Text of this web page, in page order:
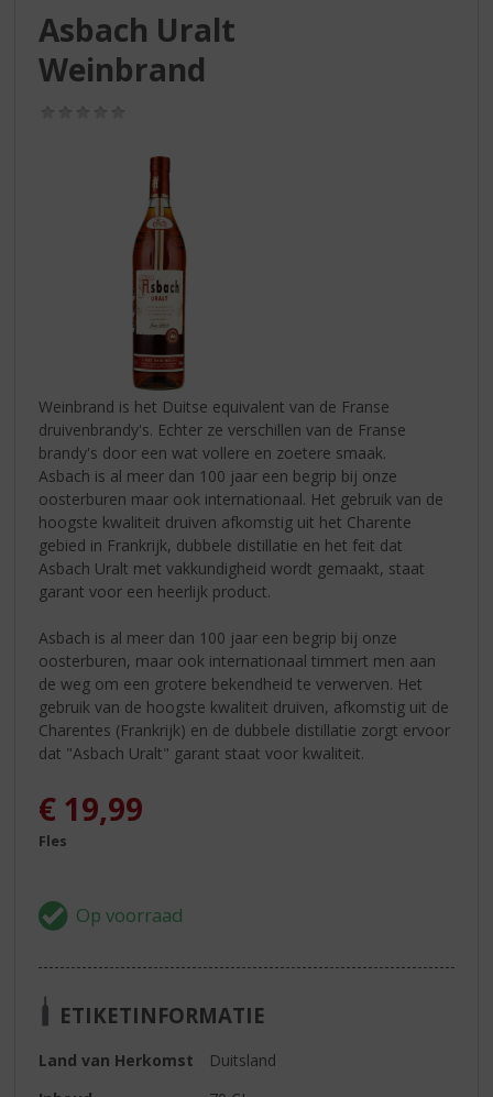
Asbach Uralt
Weinbrand
Weinbrand is het Duitse equivalent van de Franse
druivenbrandy's. Echter ze verschillen van de Franse
brandy's door een wat vollere en zoetere smaak.
Asbach is al meer dan 100 jaar een begrip bij onze
oosterburen maar ook internationaal. Het gebruik van de
hoogste kwaliteit druiven afkomstig uit het Charente
gebied in Frankrijk, dubbele distillatie en het feit dat
Asbach Uralt met vakkundigheid wordt gemaakt, staat
garant voor een heerlijk product.
Asbach is al meer dan 100 jaar een begrip bij onze
oosterburen, maar ook internationaal timmert men aan
de weg om een grotere bekendheid te verwerven. Het
gebruik van de hoogste kwaliteit druiven, afkomstig uit de
Charentes (Frankrijk) en de dubbele distillatie zorgt ervoor
dat "Asbach Uralt" garant staat voor kwaliteit.
€ 19,99
Fles
ETIKETINFORMATIE
Land van Herkomst
Duitsland